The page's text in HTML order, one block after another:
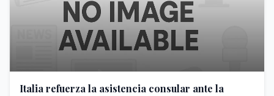
Italia refuerza la asistencia consular ante la